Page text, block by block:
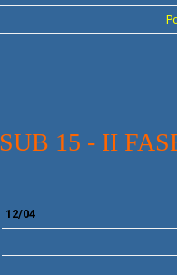
SUB 15 - II
12/04